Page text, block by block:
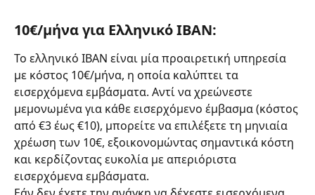
10€/μήνα για Ελληνικό IBAN:
Το ελληνικό IBAN είναι μία προαιρετική υπηρεσία
με κόστος 10€/μήνα, η οποία καλύπτει τα
εισερχόμενα εμβάσματα. Αντί να χρεώνεστε
μεμονωμένα για κάθε εισερχόμενο έμβασμα (κόστος
από €3 έως €10), μπορείτε να επιλέξετε τη μηνιαία
χρέωση των 10€, εξοικονομώντας σημαντικά κόστη
και κερδίζοντας ευκολία με απεριόριστα
εισερχόμενα εμβάσματα.